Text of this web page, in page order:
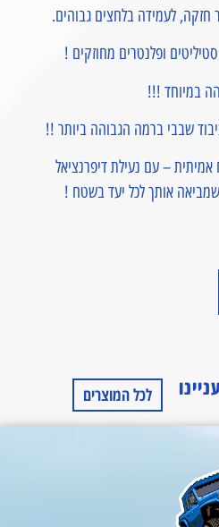
חזקה, לעמידה בלחצים גבוהים.
ופלנטרים מחוזקים !
במיוחד !!!
שבבי ברמה הגבוהה ביותר !!
– עם נעילת דיפרנציאל
לכל המוצרים